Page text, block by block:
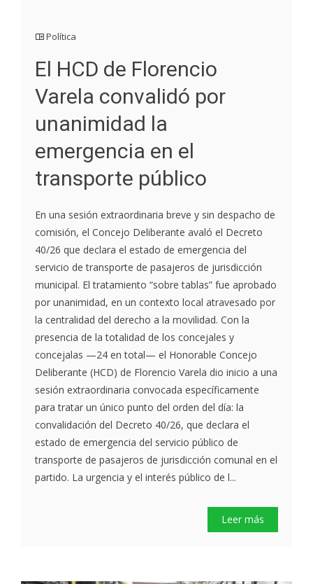
Política
El HCD de Florencio
Varela convalidó por
unanimidad la
emergencia en el
transporte público
En una sesión extraordinaria breve y sin despacho de
comisión, el Concejo Deliberante avaló el Decreto
40/26 que declara el estado de emergencia del
servicio de transporte de pasajeros de jurisdicción
municipal. El tratamiento “sobre tablas” fue aprobado
por unanimidad, en un contexto local atravesado por
la centralidad del derecho a la movilidad. Con la
presencia de la totalidad de los concejales y
concejalas —24 en total— el Honorable Concejo
Deliberante (HCD) de Florencio Varela dio inicio a una
sesión extraordinaria convocada específicamente
para tratar un único punto del orden del día: la
convalidación del Decreto 40/26, que declara el
estado de emergencia del servicio público de
transporte de pasajeros de jurisdicción comunal en el
partido. La urgencia y el interés público de l...
Leer más